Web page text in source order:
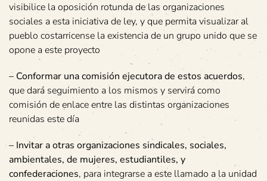
visibilice la oposición rotunda de las organizaciones
sociales a esta iniciativa de ley, y que permita visualizar al
pueblo costarricense la existencia de un grupo unido que se
opone a este proyecto
– Conformar una comisión ejecutora de estos acuerdos,
que dará seguimiento a los mismos y servirá como
comisión de enlace entre las distintas organizaciones
reunidas este día
– Invitar a otras organizaciones sindicales, sociales,
ambientales, de mujeres, estudiantiles, y
confederaciones, para integrarse a este llamado a la unidad